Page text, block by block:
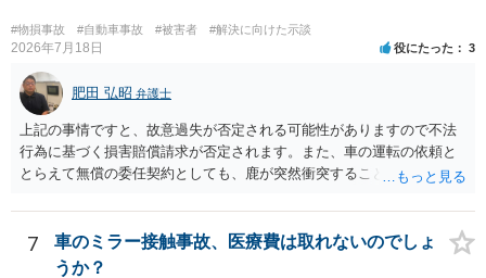
#物損事故 #自動車事故 #被害者 #解決に向けた示談
2026年7月18日 役にたった 3
肥田 弘昭 弁護士
上記の事情ですと、故意過失が否定される可能性がありますので不法
行為に基づく損害賠償請求が否定されます。また、車の運転の依頼と
とらえて無償の委任契約としても、鹿が突然衝突することは予見がで
償請求も成立しない可能性があります。以上の理由から支払義務は否
定される可能性が高いです。ご参考にしてください。
7
車のミラー接触事故、医療費は取れないのでしょ
うか？